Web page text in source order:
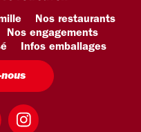
Nos restaurants
Nos engagements
Infos emballages